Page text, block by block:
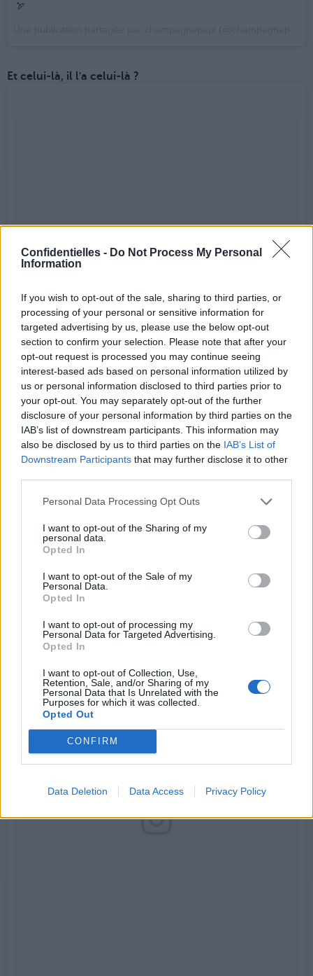
Confidentielles - Do Not Process My Personal
Information
If you wish to opt-out of the sale, sharing to third parties, or
processing of your personal or sensitive information for
targeted advertising by us, please use the below opt-out
section to confirm your selection. Please note that after your
opt-out request is processed you may continue seeing
interest-based ads based on personal information utilized by
us or personal information disclosed to third parties prior to
your opt-out. You may separately opt-out of the further
disclosure of your personal information by third parties on the
IAB’s list of downstream participants. This information may
also be disclosed by us to third parties on the IAB’s List of
Downstream Participants that may further disclose it to other
Personal Data Processing Opt Outs
I want to opt-out of the Sharing of my
personal data.
Opted In
I want to opt-out of the Sale of my
Personal Data.
Opted In
I want to opt-out of processing my
Personal Data for Targeted Advertising.
Opted In
I want to opt-out of Collection, Use,
Retention, Sale, and/or Sharing of my
Personal Data that Is Unrelated with the
Purposes for which it was collected.
Opted Out
CONFIRM
Data Deletion Data Access Privacy Policy
🏹
Et celui-là, il l'a celui-là ?
Never forgot what you started with😊😊 . The very first is
always special! Like everything in life lol 😂 . #orangebox
#orangeboxes #hermesworld #thehermesworld
#clubhermesparis #hermesbag #hermesbags #hermesfan
#hermesaddict #hermescollector #hermesshopping
#hermesbirkin #hermeskelly #hermesthailand #hermeslover
#fashionlove #fashionpost #fashionstyle #fashionmen
#luxurylife
Une publication partagée par Mr 董 😎 (@d0ng3rd) le
Eh bah oui, on a la classe ou on ne l'a pas...